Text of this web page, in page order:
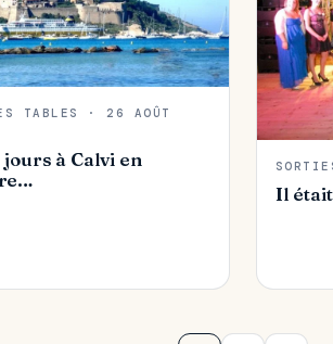
TABLES · 26 AOÛT
à Calvi en
Il